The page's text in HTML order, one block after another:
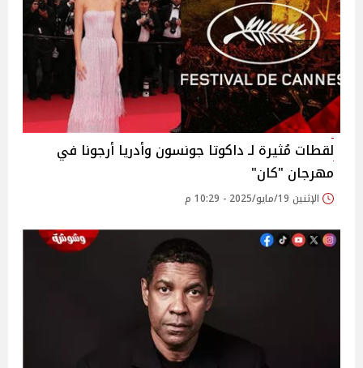
لقطات مُثيرة لـ داكوتا جونسون وأدريا أرجونا في
مهرجان "كان"
الإثنين 19/مايو/2025 - 10:29 م